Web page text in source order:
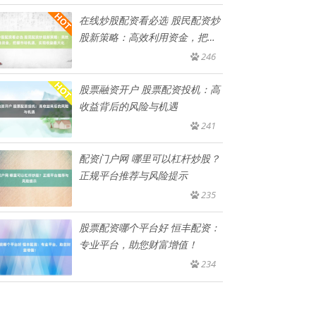
在线炒股配资看必选 股民配资炒
股新策略：高效利用资金，把握
246
股票融资开户 股票配资投机：高
收益背后的风险与机遇
241
配资门户网 哪里可以杠杆炒股？
正规平台推荐与风险提示
235
股票配资哪个平台好 恒丰配资：
专业平台，助您财富增值！
234